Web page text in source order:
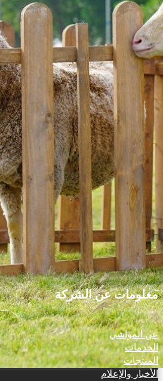
المواشي
​نحن نستورد جميع انواع الماشية من
استراليا ومن جميع دول العالم، ونقوم
صارمة لاختيار افضل انواع الماشية عبر
ممثلينا في الدول الاخرى ، ونقوم بنقلها
الكفاءة الى دولة الكويت ودول مجلس
الاوسط، بواسطة اسطولنا البحري، وكل
اشراف فريق متخصص لضبط الجودة
والتحميل والتنزيل.
معلومات عن الشركة
عن المواشي
الخدمات
المنتجات
الأخبار والإعلام